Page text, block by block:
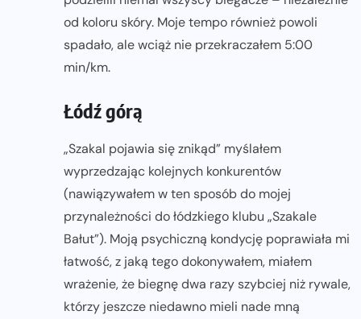
od koloru skóry. Moje tempo również powoli
spadało, ale wciąż nie przekraczałem 5:00
min/km.
Łódź górą
„Szakal pojawia się znikąd” myślałem
wyprzedzając kolejnych konkurentów
(nawiązywałem w ten sposób do mojej
przynależności do łódzkiego klubu „Szakale
Bałut”). Moją psychiczną kondycję poprawiała mi
łatwość, z jaką tego dokonywałem, miałem
wrażenie, że biegnę dwa razy szybciej niż rywale,
którzy jeszcze niedawno mieli nade mną